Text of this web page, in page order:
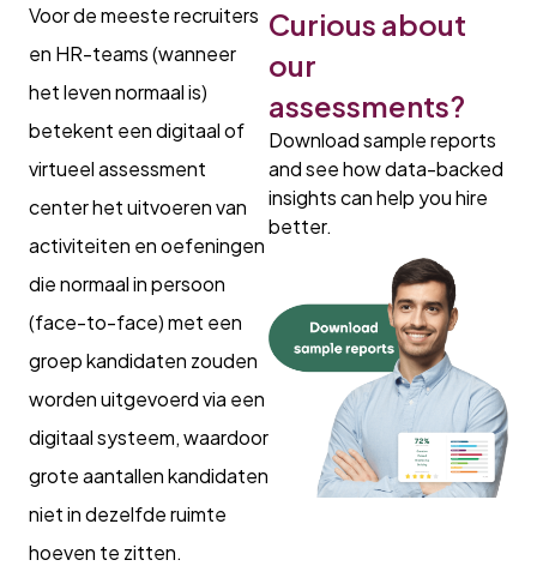
Voor de meeste recruiters
en HR-teams (wanneer
het leven normaal is)
betekent een digitaal of
virtueel assessment
center het uitvoeren van
activiteiten en oefeningen
die normaal in persoon
(face-to-face) met een
groep kandidaten zouden
worden uitgevoerd via een
digitaal systeem, waardoor
grote aantallen kandidaten
niet in dezelfde ruimte
hoeven te zitten.
Curious about
our
assessments?
Download sample reports
and see how data-backed
insights can help you hire
better.